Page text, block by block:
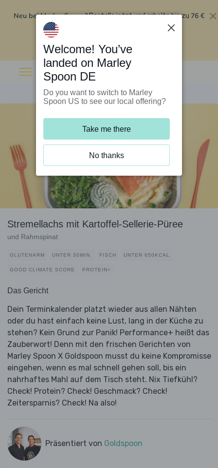
Neu bei Marley Spoon?Bestelle jetzt und erhalte bis zu 76 €
Rabatt auf deine ersten fünf Boxen
Stremellachs mit Kartoffel-Sellerie-Püree
und Rahmspinat
GLUTENARM UNTER 30MIN. FISCH UNTER 650KCAL
GOOD CLIMATE SCORE PROTEIN+
Das Gericht
Dein Terminkalender platzt wieder aus allen Nähten
oder du hast einfach keine Lust, lang in der Küche zu
stehen? Kein Grund zur Panik! Performance+ heißt das
Zauberwort! Denn mit den frischen Gerichten von
Marley Spoon X Goldspoon musst du keine Kompromisse
eingehen, wenn es mal schnell gehen soll, bis ein
nahrhaftes Mahl auf dem Tisch steht. Nix Tiefkühl?
Check! Protein? Check! Geschmack? Check!
Zeitersparnis? Check! Na also!
Präsentiert von Goldspoon
Welcome! You’ve
landed on Marley
Spoon DE
Do you want to switch to Marley
Spoon US to see our local offering?
Take me there
No thanks